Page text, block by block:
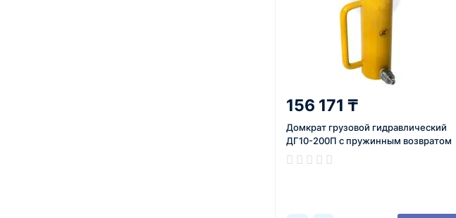
156 171 ₸
Домкрат грузовой гидравлический
ДГ10-200П с пружинным возвратом